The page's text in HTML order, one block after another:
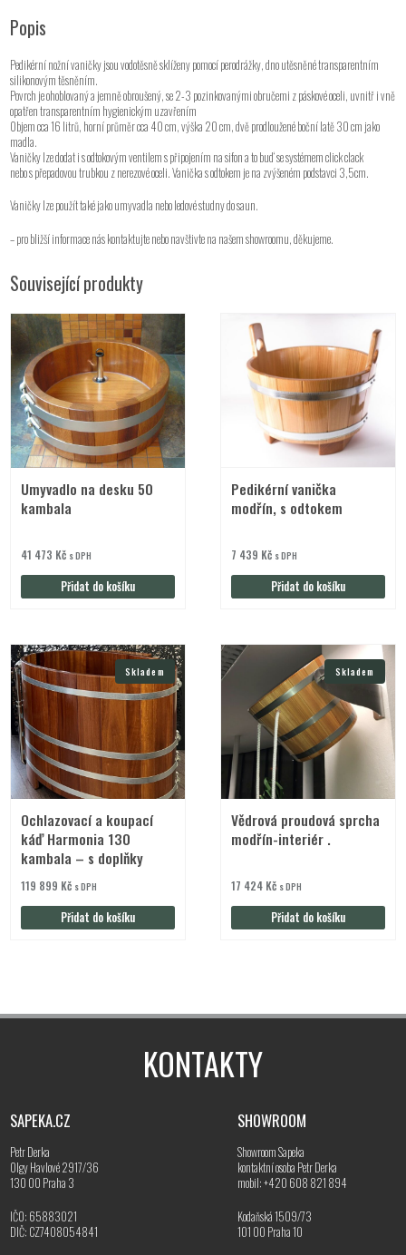
Popis
Pedikérní nožní vaničky jsou vodotěsně sklíženy pomocí perodrážky, dno utěsněné transparentním
silikonovým těsněním.
Povrch je ohoblovaný a jemně obroušený, se 2-3 pozinkovanými obručemi z páskové oceli, uvnitř i vně
opatřen transparentním hygienickým uzavřením
Objem cca 16 litrů, horní průměr cca 40 cm, výška 20 cm, dvě prodloužené boční latě 30 cm jako
madla.
Vaničky lze dodat i s odtokovým ventilem s připojením na sifon a to bud‘ se systémem click clack
nebo s přepadovou trubkou z nerezové oceli. Vanička s odtokem je na zvýšeném podstavci 3,5cm.
Vaničky lze použít také jako umyvadla nebo ledové studny do saun.
– pro bližší informace nás kontaktujte nebo navštivte na našem showroomu, děkujeme.
Související produkty
Umyvadlo na desku 50
kambala
41 473 Kč s DPH
Přidat do košíku
Pedikérní vanička
modřín, s odtokem
7 439 Kč s DPH
Přidat do košíku
Skladem
Ochlazovací a koupací
káď Harmonia 130
kambala – s doplňky
119 899 Kč s DPH
Přidat do košíku
Skladem
Vědrová proudová sprcha
modřín-interiér .
17 424 Kč s DPH
Přidat do košíku
KONTAKTY
SAPEKA.CZ
Petr Derka
Olgy Havlové 2917/36
130 00 Praha 3
IČO: 65883021
DIČ: CZ7408054841
SHOWROOM
Showroom Sapeka
kontaktní osoba Petr Derka
mobil: +420 608 821 894
Kodaňská 1509/73
101 00 Praha 10